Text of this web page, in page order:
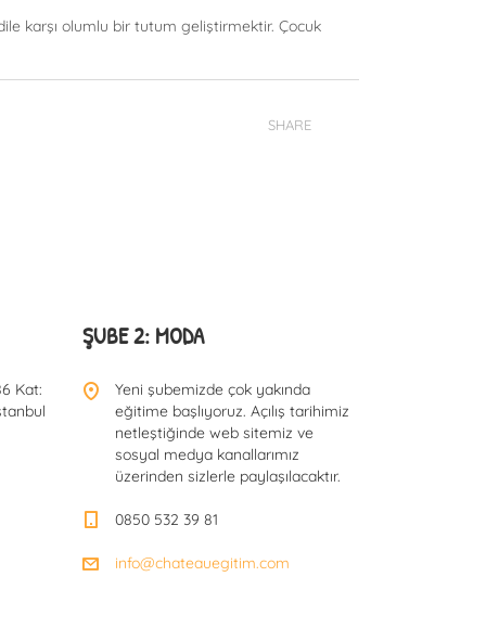
karşı olumlu bir tutum geliştirmektir. Çocuk
SHARE
Kat:
ŞUBE 2: MODA
Yeni şubemizde çok yakında
eğitime başlıyoruz. Açılış tarihimiz
netleştiğinde web sitemiz ve
sosyal medya kanallarımız
üzerinden sizlerle paylaşılacaktır.
0850 532 39 81
info@chateauegitim.com